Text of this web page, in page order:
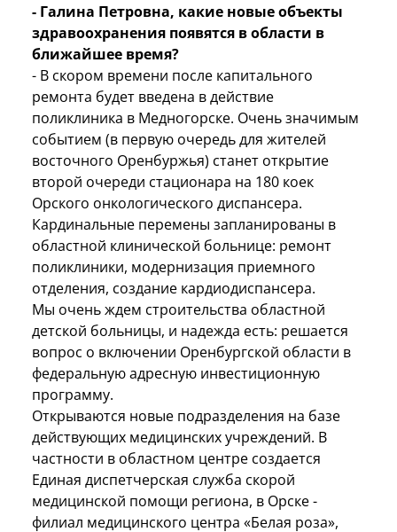
- Галина Петровна, какие новые объекты
здравоохранения появятся в области в
ближайшее время?
- В скором времени после капитального
ремонта будет введена в действие
поликлиника в Медногорске. Очень значимым
событием (в первую очередь для жителей
восточного Оренбуржья) станет открытие
второй очереди стационара на 180 коек
Орского онкологического диспансера.
Кардинальные перемены запланированы в
областной клинической больнице: ремонт
поликлиники, модернизация приемного
отделения, создание кардиодиспансера.
Мы очень ждем строительства областной
детской больницы, и надежда есть: решается
вопрос о включении Оренбургской области в
федеральную адресную инвестиционную
программу.
Открываются новые подразделения на базе
действующих медицинских учреждений. В
частности в областном центре создается
Единая диспетчерская служба скорой
медицинской помощи региона, в Орске -
филиал медицинского центра «Белая роза»,